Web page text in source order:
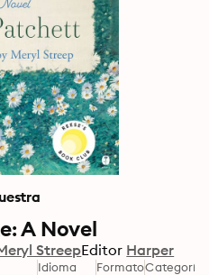
A Novel
StreepEditor Harper
Idioma FormatoCategoría